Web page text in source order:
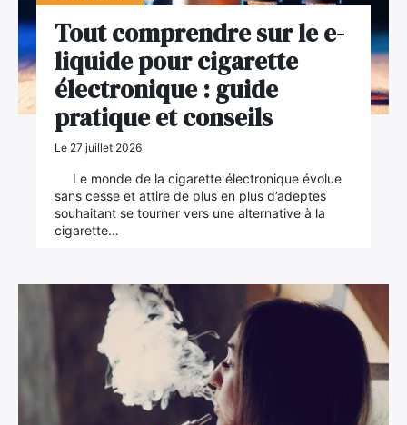
Tout comprendre sur le e-
liquide pour cigarette
électronique : guide
pratique et conseils
Le 27 juillet 2026
Le monde de la cigarette électronique évolue
sans cesse et attire de plus en plus d’adeptes
souhaitant se tourner vers une alternative à la
cigarette…